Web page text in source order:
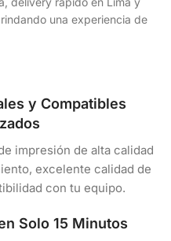
una experiencia de
y Compatibles
impresión de alta calidad
excelente calidad de
con tu equipo.
Solo 15 Minutos